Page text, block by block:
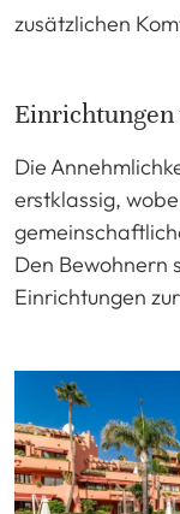
zusätzlichen
Einrichtungen
Die
erstklassig,
Den Bewohnern
Einrichtungen